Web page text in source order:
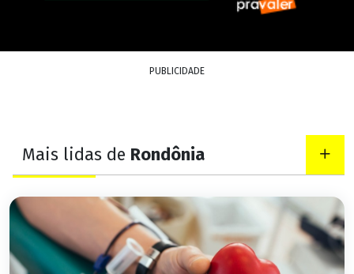
PUBLICIDADE
Mais lidas de Rondônia